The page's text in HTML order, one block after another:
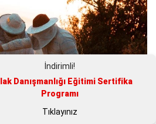
İndirimli!
Danışmanlığı Eğitimi Sertifika
Programı
Tıklayınız